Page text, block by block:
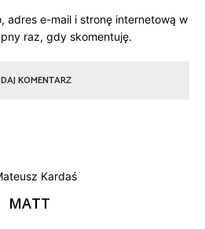
adres e-mail i stronę internetową w
raz, gdy skomentuję.
MATT